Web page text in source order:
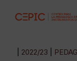
2022/23